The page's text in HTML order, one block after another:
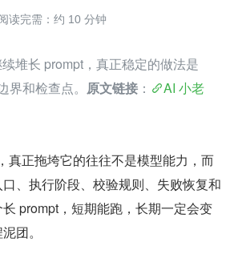
读完需：约 10 分钟
堆长 prompt，真正稳定的做法是
界和检查点。 原文链接 ：
AI 小老
真正拖垮它的往往不是模型能力，而
、执行阶段、校验规则、失败恢复和
prompt，短期能跑，长期一定会变
团。